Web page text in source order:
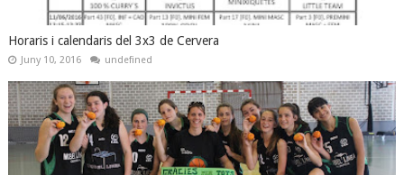
Horaris i calendaris del 3x3 de Cervera
Juny 10, 2016 undefined